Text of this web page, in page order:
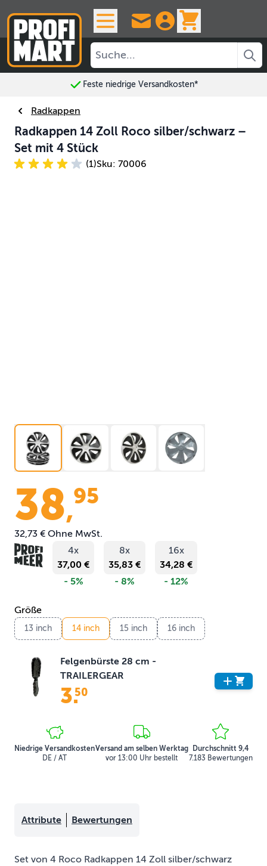
Feste niedrige Versandkosten*
Radkappen
Radkappen 14 Zoll Roco silber/schwarz –
Set mit 4 Stück
(1)Sku: 70006
38,95
32,73 € Ohne MwSt.
4x
37,00 €
- 5%
8x
35,83 €
- 8%
16x
34,28 €
- 12%
Größe
13 inch 14 inch 15 inch 16 inch
Felgenbürste 28 cm -
TRAILERGEAR
3.
50
Niedrige Versandkosten
DE / AT
Versand am selben Werktag
vor 13:00 Uhr bestellt
Durchschnitt 9,4
7.183 Bewertungen
Attribute Bewertungen
Set von 4 Roco Radkappen 14 Zoll silber/schwarz